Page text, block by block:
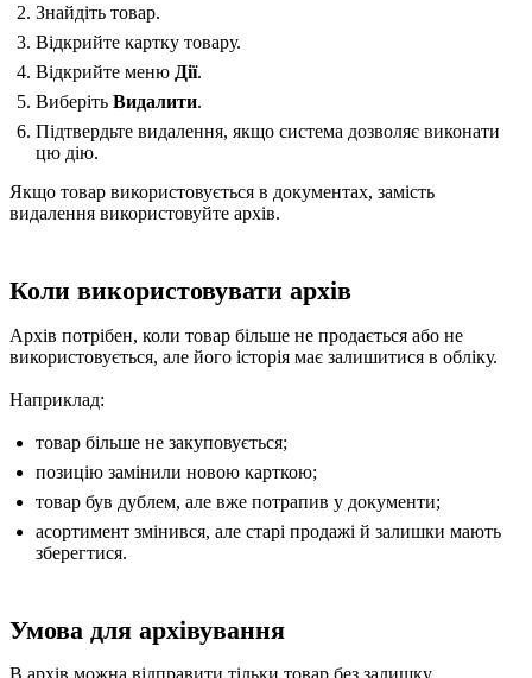
Знайдіть товар.
Відкрийте картку товару.
Відкрийте меню Дії.
Виберіть Видалити.
Підтвердьте видалення, якщо система дозволяє виконати
цю дію.
Якщо товар використовується в документах, замість
видалення використовуйте архів.
Коли використовувати архів
Архів потрібен, коли товар більше не продається або не
використовується, але його історія має залишитися в обліку.
Наприклад:
товар більше не закуповується;
позицію замінили новою карткою;
товар був дублем, але вже потрапив у документи;
асортимент змінився, але старі продажі й залишки мають
зберегтися.
Умова для архівування